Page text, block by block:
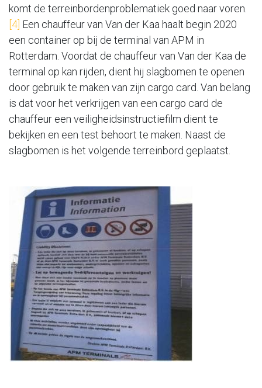
komt de terreinbordenproblematiek goed naar voren.
[4] Een chauffeur van Van der Kaa haalt begin 2020
een container op bij de terminal van APM in
Rotterdam. Voordat de chauffeur van Van der Kaa de
terminal op kan rijden, dient hij slagbomen te openen
door gebruik te maken van zijn cargo card. Van belang
is dat voor het verkrijgen van een cargo card de
chauffeur een veiligheidsinstructiefilm dient te
bekijken en een test behoort te maken. Naast de
slagbomen is het volgende terreinbord geplaatst.